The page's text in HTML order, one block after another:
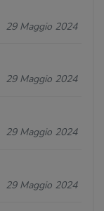
29 Maggio 2024
29 Maggio 2024
29 Maggio 2024
29 Maggio 2024